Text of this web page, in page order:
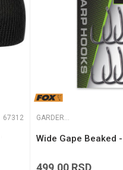
POŠALJI
67312 GARDEROBA
Wide Gape Beaked
499,00 RSD